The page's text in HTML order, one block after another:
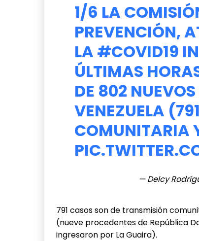
1/6 LA
PREVENCIÓN,
LA #COVID19
ÚLTIMAS
DE 802
VENEZUELA
COMUNITARIA
— Delcy
791 casos son de transmisión
(nueve procedentes de República
ingresaron por La Guaira).